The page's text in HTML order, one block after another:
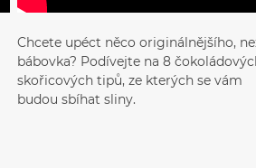
Chcete upéct něco originálnějšího,
bábovka? Podívejte na 8
skořicových tipů, ze kterých se vám
budou sbíhat sliny.